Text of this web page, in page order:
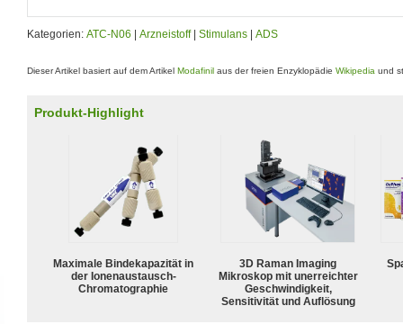
Kategorien: ATC-N06 Arzneistoff| Stimulans ADS
Dieser Artikel basiert auf dem Artikel Modafinil aus der freien Enzyklopädie Wikipedia und
Produkt-Highlight
Maximale Bindekapazität in
der Ionenaustausch-
Chromatographie
3D Raman Imaging
Mikroskop mit unerreichter
Geschwindigkeit,
Sensitivität und Auflösung